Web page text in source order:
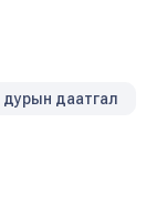
дурын даатгал